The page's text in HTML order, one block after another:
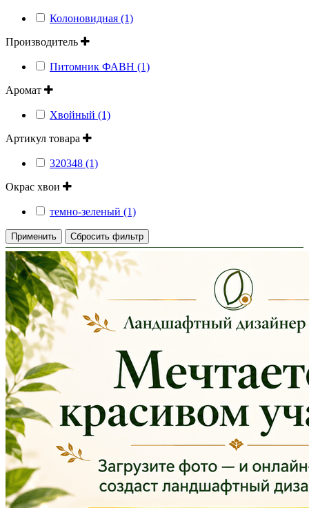
Колоновидная (1)
Производитель
Питомник ФАВН (1)
Аромат
Хвойный (1)
Артикул товара
320348 (1)
Окрас хвои
темно-зеленый (1)
Применить Сбросить фильтр